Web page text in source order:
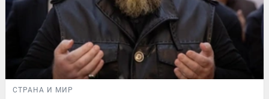
СТРАНА И МИР